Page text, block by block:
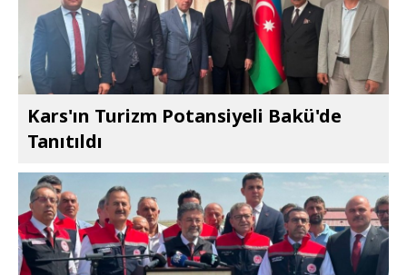
Kars'ın Turizm Potansiyeli Bakü'de
Tanıtıldı